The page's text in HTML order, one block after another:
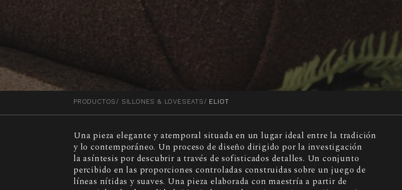
PRODUCTOS SILLONES & LOVESEATS ELIOT
Una pieza elegante y atemporal situada en un lugar ideal entre la tradición
y lo contemporáneo. Un proceso de diseño dirigido por la investigación
la asíntesis por descubrir a través de sofisticados detalles. Un conjunto
percibido en las proporciones controladas construidas sobre un juego de
líneas nítidas y suaves. Una pieza elaborada con maestría a partir de